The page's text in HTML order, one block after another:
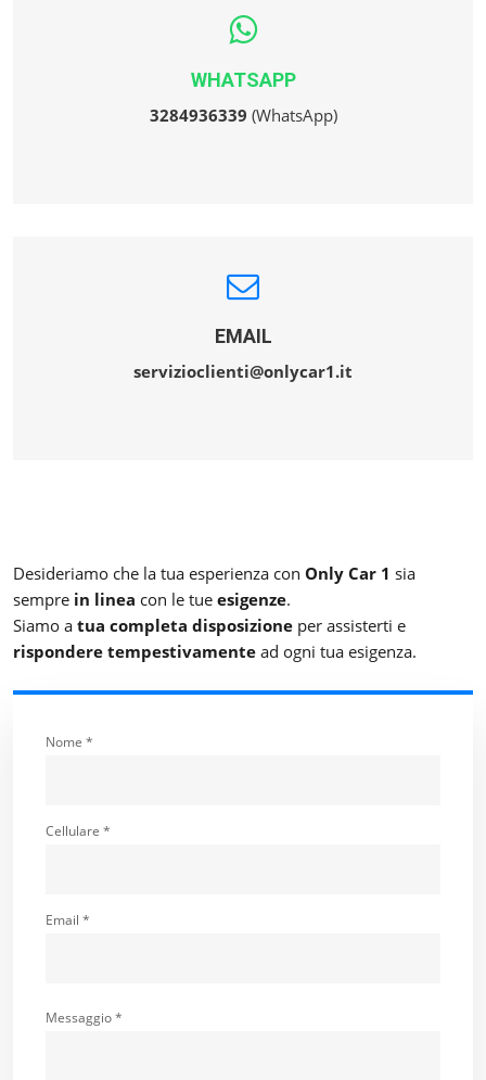
WHATSAPP
3284936339 (WhatsApp)
EMAIL
servizioclienti@onlycar1.it
Desideriamo che la tua esperienza con Only Car 1 sia
sempre in linea con le tue esigenze.
Siamo a tua completa disposizione per assisterti e
rispondere tempestivamente ad ogni tua esigenza.
Nome *
Cellulare *
Email *
Messaggio *